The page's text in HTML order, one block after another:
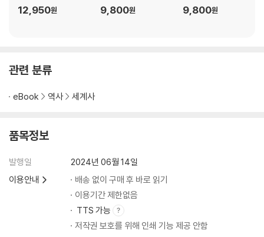
12,950원 9,800원 9,800원
관련 분류
eBook 역사 세계사
품목정보
발행일
2024년 06월 14일
이용안내
배송 없이 구매 후 바로 읽기
이용기간 제한없음
TTS 가능
저작권 보호를 위해 인쇄 기능 제공 안함